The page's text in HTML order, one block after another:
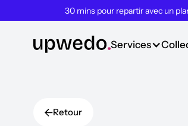
30 mins pour repartir avec un
Services
Retour